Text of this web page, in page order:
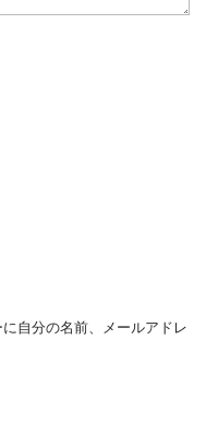
自分の名前、メールアドレ